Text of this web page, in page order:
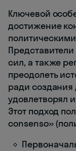
Ключевой
достижение
сил, а также
преодолеть
ради
удовлетворял
Этот подход
consenso»